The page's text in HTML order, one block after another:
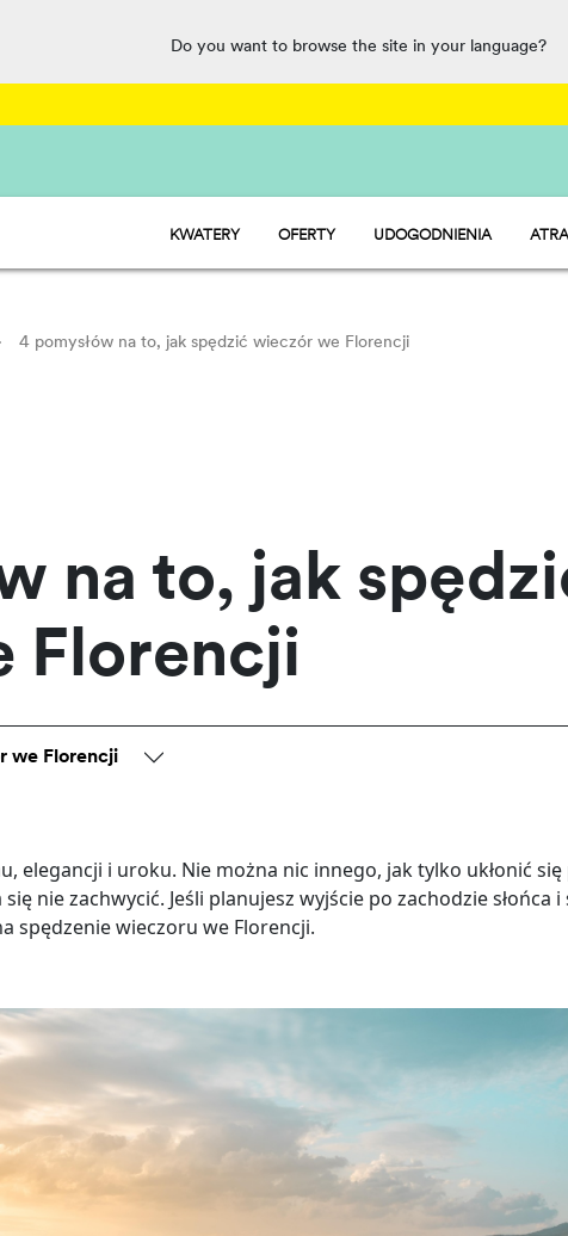
Do you want to browse the site in your language?
KWATERY
HU CAMP - BOISKA
OFERTY UDOGODNIENIA
GASTRONOMIA, MARKET
SPORT I ZABAWA
PET FRIENDLY
· 4 pomysłów na to, jak spędzić wieczór we Florencji
na to, jak
Florencji
we Florencji
elegancji i uroku. Nie można nic innego, jak tylko ukłonić się
nie zachwycić. Jeśli planujesz wyjście po zachodzie słońca i
spędzenie wieczoru we Florencji.